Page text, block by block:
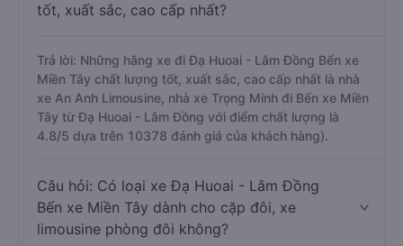
tốt, xuất sắc, cao cấp nhất?
Trả lời: Những hãng xe đi Đạ Huoai - Lâm Đồng Bến xe
Miền Tây chất lượng tốt, xuất sắc, cao cấp nhất là nhà
xe An Anh Limousine, nhà xe Trọng Minh đi Bến xe Miền
Tây từ Đạ Huoai - Lâm Đồng với điểm chất lượng là
4.8/5 dựa trên 10378 đánh giá của khách hàng).
Câu hỏi: Có loại xe Đạ Huoai - Lâm Đồng
Bến xe Miền Tây dành cho cặp đôi, xe
limousine phòng đôi không?